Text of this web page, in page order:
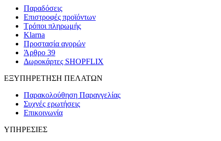
Παραδόσεις
Επιστροφές προϊόντων
Τρόποι πληρωμής
Klarna
Προστασία αγορών
Άρθρο 39
Δωροκάρτες SHOPFLIX
ΕΞΥΠΗΡΕΤΗΣΗ ΠΕΛΑΤΩΝ
Παρακολούθηση Παραγγελίας
Συχνές ερωτήσεις
Επικοινωνία
ΥΠΗΡΕΣΙΕΣ